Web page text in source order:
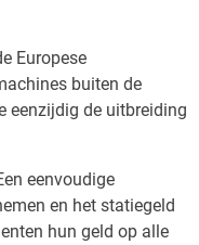
Europese
buiten de
eenzijdig de uitbreiding
eenvoudige
en het statiegeld
hun geld op alle